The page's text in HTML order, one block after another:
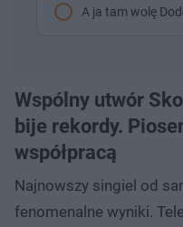
A ja tam wolę
Wspólny utwór
bije rekordy.
współpracą
Najnowszy singiel od
fenomenalne wyniki.